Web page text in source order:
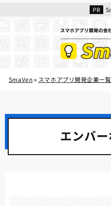
SmaVen» スマホアプリ開発企業一覧
エンバ